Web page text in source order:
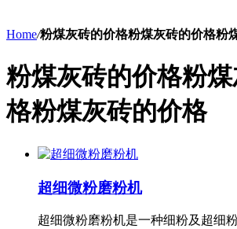
Home/粉煤灰砖的价格粉煤灰砖的价格粉
粉煤灰砖的价格粉
格粉煤灰砖的价格
超细微粉磨粉机
超细微粉磨粉机是一种细粉及超细